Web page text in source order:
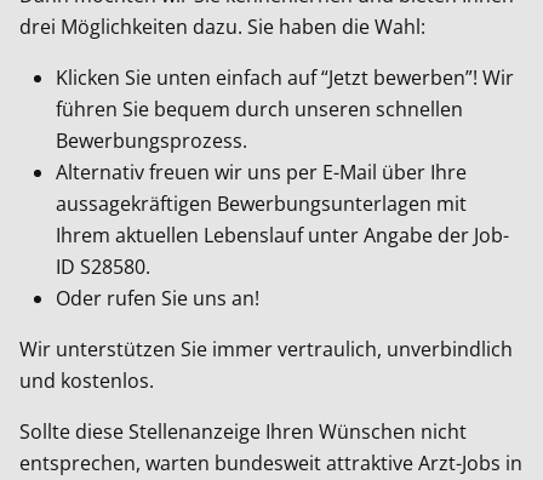
drei Möglichkeiten dazu. Sie haben die Wahl:
Klicken Sie unten einfach auf “Jetzt bewerben”! Wir
führen Sie bequem durch unseren schnellen
Bewerbungsprozess.
Alternativ freuen wir uns per E-Mail über Ihre
aussagekräftigen Bewerbungsunterlagen mit
Ihrem aktuellen Lebenslauf unter Angabe der Job-
ID S28580.
Oder rufen Sie uns an!
Wir unterstützen Sie immer vertraulich, unverbindlich
und kostenlos.
Sollte diese Stellenanzeige Ihren Wünschen nicht
entsprechen, warten bundesweit attraktive Arzt-Jobs in